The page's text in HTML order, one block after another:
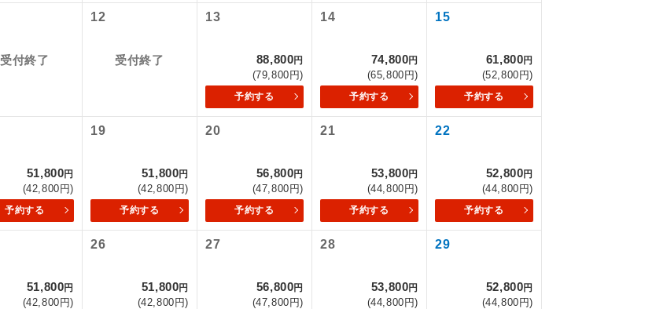
受付終了
12
受付終了
13
88,800円
(79,800円)
予約する
14
74,800円
(65,800円)
予約する
15
61,800円
(52,800円)
予約する
51,800円
(42,800円)
予約する
19
51,800円
(42,800円)
予約する
20
56,800円
(47,800円)
予約する
21
53,800円
(44,800円)
予約する
22
52,800円
(44,800円)
予約する
51,800円
(42,800円)
26
51,800円
(42,800円)
27
56,800円
(47,800円)
28
53,800円
(44,800円)
29
52,800円
(44,800円)
往路出発空港（駅）から復路到着空港（駅）まで同行しま
現地到着空港（駅）から最終日出発空港（駅）まで添乗員が
バスガイドが乗務し、車内での観光案内があります。
ユネスコに登録されている文化遺産や自然遺産を訪ねるコー
スです。
絶景スポットに立ち寄るコースです。
温泉地にも宿泊するコースです。